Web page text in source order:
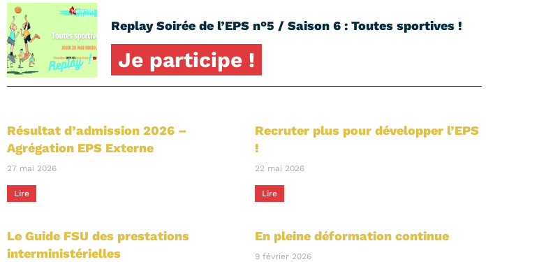
Replay Soirée de l’EPS n°5 / Saison 6 : Toutes sportives !
Je participe !
Résultat d’admission 2026 –
Agrégation EPS Externe
27 mai 2026
Lire
Recruter plus pour développer l’EPS
!
22 mai 2026
Lire
Le Guide FSU des prestations
interministérielles
En pleine déformation continue
9 février 2026